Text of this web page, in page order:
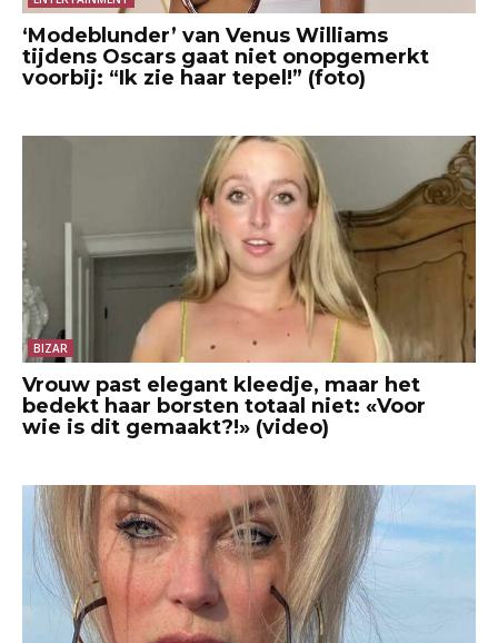
‘Modeblunder’ van Venus Williams
tijdens Oscars gaat niet onopgemerkt
voorbij: “Ik zie haar tepel!” (foto)
BIZAR
Vrouw past elegant kleedje, maar het
bedekt haar borsten totaal niet: «Voor
wie is dit gemaakt?!» (video)